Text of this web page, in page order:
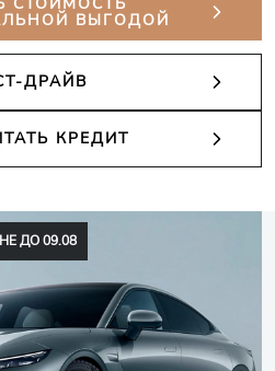
ВЫГОДОЙ
ДРАЙВ
КРЕДИТ
ДО 09.08